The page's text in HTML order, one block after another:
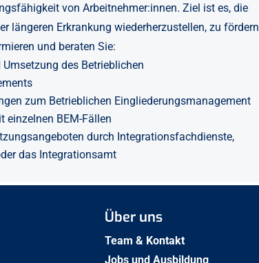
von Arbeitnehmer:innen. Ziel ist es, die
längeren Erkrankung wiederherzustellen, zu fördern
und beraten Sie:
des Betrieblichen
zum Betrieblichen Eingliederungsmanagement
einzelnen BEM-Fällen
durch Integrationsfachdienste,
das Integrationsamt
Über uns
Team & Kontakt
Jobs und Ausbildung